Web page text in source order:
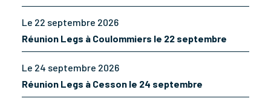
Le 22 septembre 2026
Réunion Legs à Coulommiers le 22 septembre
Le 24 septembre 2026
Réunion Legs à Cesson le 24 septembre